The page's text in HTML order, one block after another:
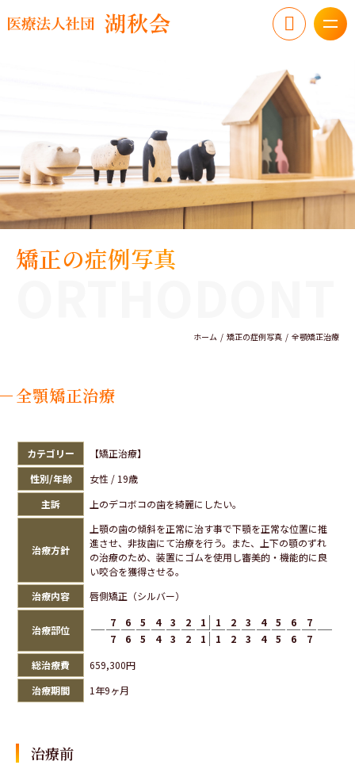
矯正の症例写真
ホーム 矯正の症例写真 全顎矯正治療
全顎矯正治療
カテゴリー
【矯正治療】
性別/年齢
女性 / 19歳
主訴
上のデコボコの歯を綺麗にしたい。
治療方針
上顎の歯の傾斜を正常に治す事で下顎を正常な位置に推
進させ、非抜歯にて治療を行う。また、上下の顎のずれ
の治療のため、装置にゴムを使用し審美的・機能的に良
い咬合を獲得させる。
治療内容
唇側矯正（シルバー）
治療部位
7 6 5 4 3 2 1 1 2 3 4 5 6
7
7
6 5 4 3 2 1 1 2 3 4 5 6
7
総治療費
659,300円
治療期間
1年9ヶ月
治療前